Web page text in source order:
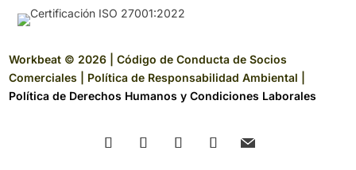
Workbeat © 2026 |Código de Conducta de Socios
Comerciales
Política de Responsabilidad Ambiental
Política de Derechos Humanos y Condiciones Laborales